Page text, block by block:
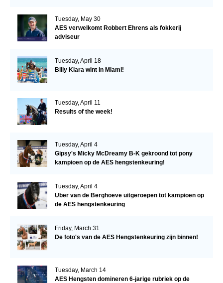
Tuesday, May 30
AES verwelkomt Robbert Ehrens als fokkerij
adviseur
Tuesday, April 18
Billy Kiara wint in Miami!
Tuesday, April 11
Results of the week!
Tuesday, April 4
Gipsy's Micky McDreamy B-K gekroond tot pony
kampioen op de AES hengstenkeuring!
Tuesday, April 4
Uber van de Berghoeve uitgeroepen tot kampioen op
de AES hengstenkeuring
Friday, March 31
De foto's van de AES Hengstenkeuring zijn binnen!
Tuesday, March 14
AES Hengsten domineren 6-jarige rubriek op de